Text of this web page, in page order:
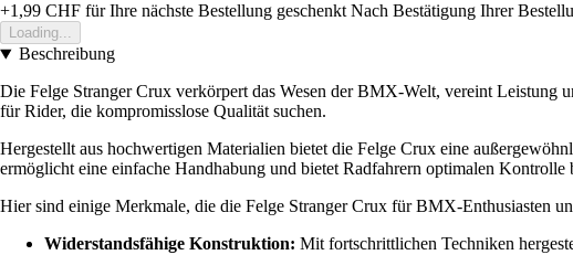
+1,99 CHF für Ihre nächste Bestellung geschenkt Nach Bestätigung Ihrer
Loading...
Beschreibung
Die Felge Stranger Crux verkörpert das Wesen der BMX-Welt, vereint Leistung
für Rider, die kompromisslose Qualität suchen.
Hergestellt aus hochwertigen Materialien bietet die Felge Crux eine
ermöglicht eine einfache Handhabung und bietet Radfahrern optimalen
Hier sind einige Merkmale, die die Felge Stranger Crux für BMX-Enthusiasten
Widerstandsfähige Konstruktion: Mit fortschrittlichen Techniken